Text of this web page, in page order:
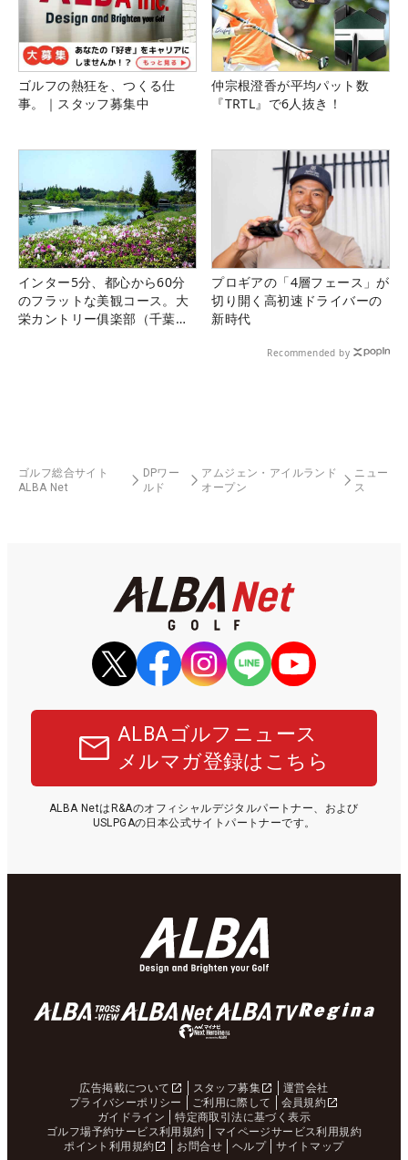
ゴルフの熱狂を、つくる仕
事。｜スタッフ募集中
仲宗根澄香が平均パット数
『TRTL』で6人抜き！
インター5分、都心から60分
のフラットな美観コース。大
栄カントリー俱楽部（千葉
プロギアの「4層フェース」が
切り開く高初速ドライバーの
新時代
Recommended by
ゴルフ総合サイト
ALBA Net
DPワー
ルド
アムジェン・アイルランド
オープン
ニュー
ス
ALBAゴルフニュース
メルマガ登録はこちら
ALBA NetはR&Aのオフィシャルデジタルパートナー、および
USLPGAの日本公式サイトパートナーです。
広告掲載について スタッフ募集
運営会社
プライバシーポリシー
ご利用に際して
会員規約
ガイドライン
特定商取引法に基づく表示
ゴルフ場予約サービス利用規約
マイページサービス利用規約
ポイント利用規約
お問合せ ヘルプ サイトマップ